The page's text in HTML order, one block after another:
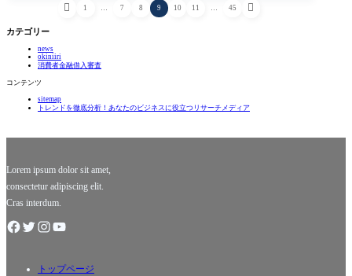
 1 7 8 9 10 11 45 
カテゴリー
news
okiniiri
消費者金融借入審査
コンテンツ
sitemap
トレンドを徹底分析！あなたのビジネスに役立つリサーチメディア
Lorem ipsum dolor sit amet,
consectetur adipiscing elit.
Cras interdum.
トップページ